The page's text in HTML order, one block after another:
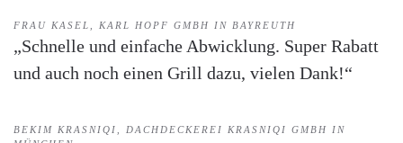
FRAU KASEL, KARL HOPF GMBH IN BAYREUTH
„Schnelle und einfache Abwicklung. Super Rabatt
und auch noch einen Grill dazu, vielen Dank!“
BEKIM KRASNIQI, DACHDECKEREI KRASNIQI GMBH IN